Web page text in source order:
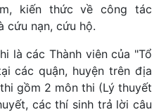
kiến thức về công tác
cứu nạn, cứu hộ.
là các Thành viên của "Tổ
các quận, huyện trên địa
gồm 2 môn thi (Lý thuyết
các thí sinh trả lời câu